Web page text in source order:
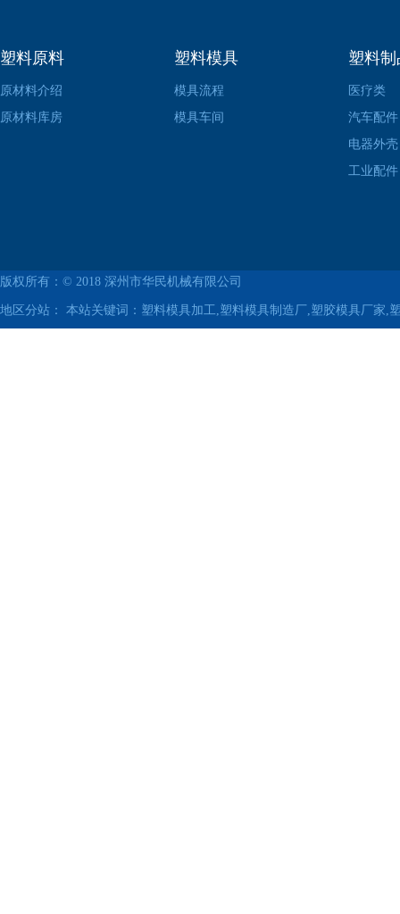
塑料原料
原材料介绍
原材料库房
塑料模具
模具流程
模具车间
塑料制
医疗类
汽车配件
电器外壳
工业配件
版权所有：© 2018 深州市华民机械有限公司
地区分站： 本站关键词：塑料模具加工,塑料模具制造厂,塑胶模具厂家,